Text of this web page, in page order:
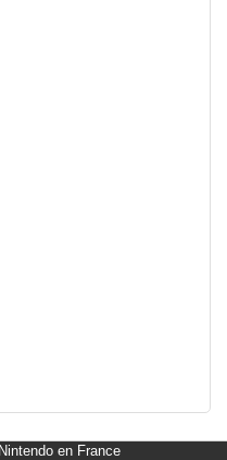
en France